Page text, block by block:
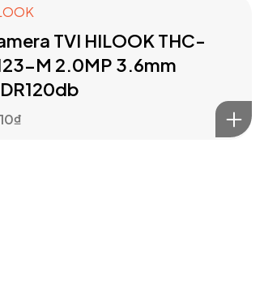
TVI HILOOK THC-
M 2.0MP 3.6mm
₫